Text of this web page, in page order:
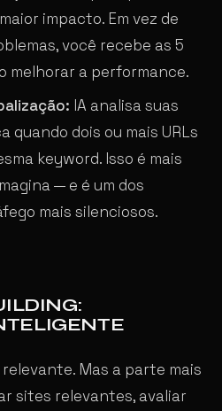
impacto. Em vez de
você recebe as 5
melhorar a performance.
IA analisa suas
quando dois ou mais URLs
keyword. Isso é mais
— e é um dos
mais silenciosos.
Mas a parte mais
sites relevantes, avaliar